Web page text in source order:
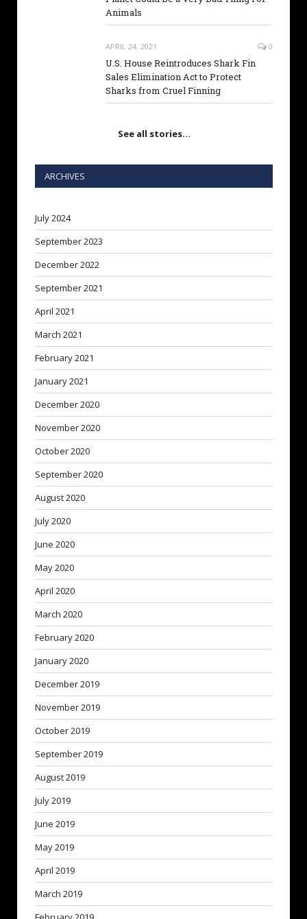
Animals
APRIL 24, 2021 0
U.S. House Reintroduces Shark Fin
Sales Elimination Act to Protect
Sharks from Cruel Finning
See all stories…
ARCHIVES
July 2024
September 2023
December 2022
September 2021
April 2021
March 2021
February 2021
January 2021
December 2020
November 2020
October 2020
September 2020
August 2020
July 2020
June 2020
May 2020
April 2020
March 2020
February 2020
January 2020
December 2019
November 2019
October 2019
September 2019
August 2019
July 2019
June 2019
May 2019
April 2019
March 2019